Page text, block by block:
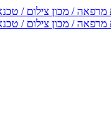
/ מכון צילום /
/ מכון צילום /